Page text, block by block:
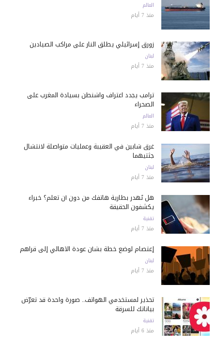
العالم
منذ 7 أيام
زورق إسرائيلي يطلق النار على مراكب الصيادين
لبنان
منذ 7 أيام
ترامب يجدد اعتراف واشنطن بسيادة المغرب على
الصحراء
العالم
منذ 7 أيام
غرق شابين في العقيبة وعمليات متواصلة لانتشال
جثتيهما
لبنان
منذ 7 أيام
هل تُهدر بطارية هاتفك من دون أن تعلم؟ خبراء
يكشفون الحقيقة
تقنية
منذ 7 أيام
إعتصام لوضع خطة بشأن عودة الأهالي إلى قراهم
لبنان
منذ 7 أيام
تحذير لمستخدمي الهواتف.. صورة واحدة قد تعرّض
بياناتك للسرقة
تقنية
منذ 6 أيام